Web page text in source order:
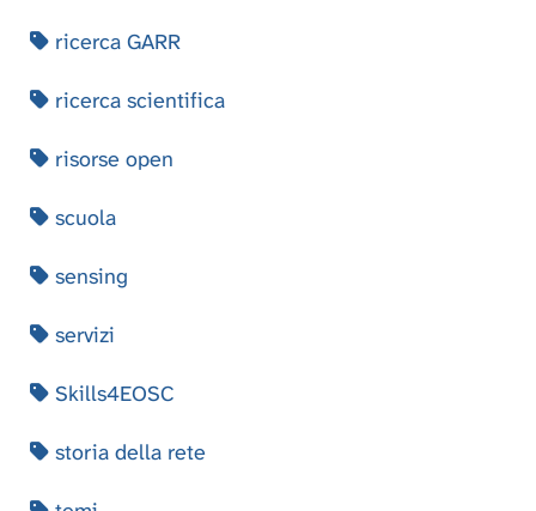
ricerca GARR
ricerca scientifica
risorse open
scuola
sensing
servizi
Skills4EOSC
storia della rete